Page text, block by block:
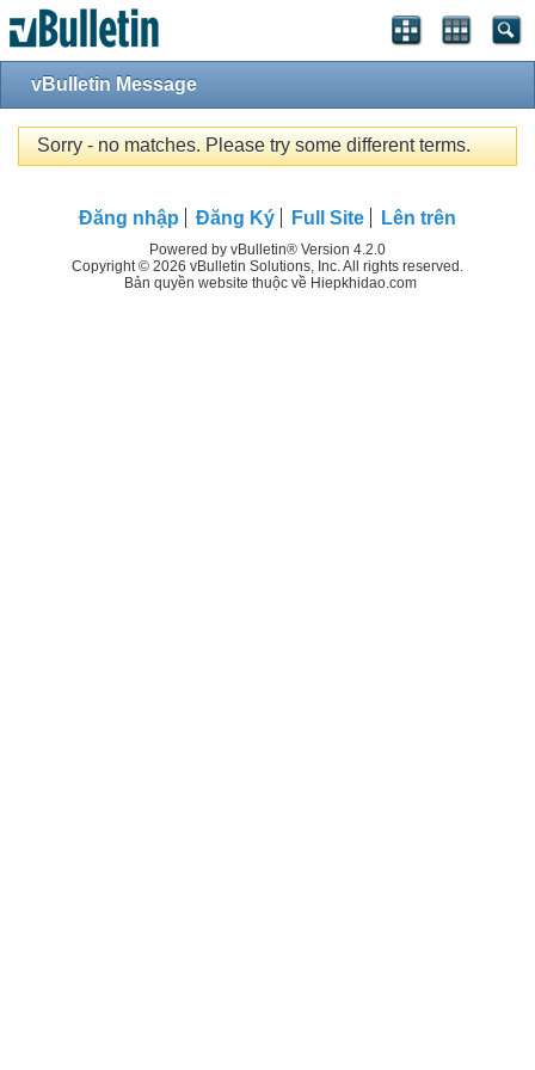
vBulletin Message
Sorry - no matches. Please try some different terms.
Đăng nhập Đăng Ký Full Site Lên trên
Powered by vBulletin® Version 4.2.0
Copyright © 2026 vBulletin Solutions, Inc. All rights reserved.
Bản quyền website thuộc về Hiepkhidao.com